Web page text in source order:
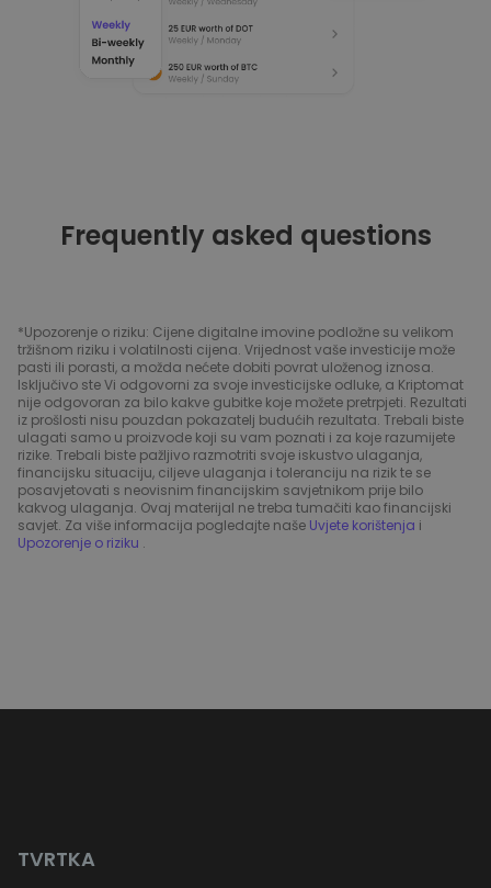
Frequently asked questions
*Upozorenje o riziku: Cijene digitalne imovine podložne su velikom
tržišnom riziku i volatilnosti cijena. Vrijednost vaše investicije može
pasti ili porasti, a možda nećete dobiti povrat uloženog iznosa.
Isključivo ste Vi odgovorni za svoje investicijske odluke, a Kriptomat
nije odgovoran za bilo kakve gubitke koje možete pretrpjeti. Rezultati
iz prošlosti nisu pouzdan pokazatelj budućih rezultata. Trebali biste
ulagati samo u proizvode koji su vam poznati i za koje razumijete
rizike. Trebali biste pažljivo razmotriti svoje iskustvo ulaganja,
financijsku situaciju, ciljeve ulaganja i toleranciju na rizik te se
posavjetovati s neovisnim financijskim savjetnikom prije bilo
kakvog ulaganja. Ovaj materijal ne treba tumačiti kao financijski
savjet. Za više informacija pogledajte naše Uvjete korištenja i
Upozorenje o riziku .
TVRTKA